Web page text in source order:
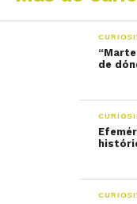
de